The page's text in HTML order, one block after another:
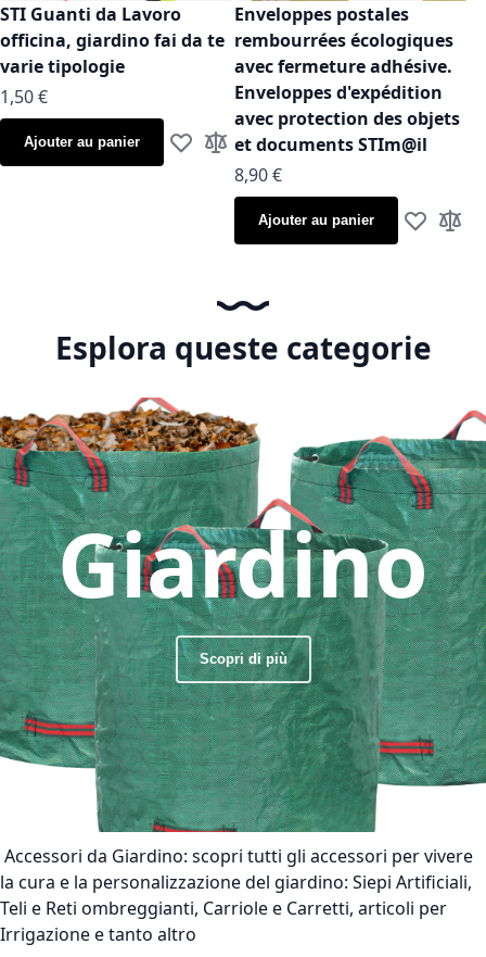
STI Guanti da Lavoro
officina, giardino fai da te
varie tipologie
À partir de
1,50 €
Ajouter au panier Ajouter à ma liste d’envie
Ajouter au comparateur
Enveloppes postales
rembourrées écologiques
avec fermeture adhésive.
Enveloppes d'expédition
avec protection des objets
et documents STIm@il
À partir de
8,90 €
Ajouter au panier Ajouter à
Esplora queste categorie
Giardino
Scopri di più
Accessori da Giardino: scopri tutti gli accessori per vivere
la cura e la personalizzazione del giardino: Siepi Artificiali,
Teli e Reti ombreggianti, Carriole e Carretti, articoli per
Irrigazione e tanto altro